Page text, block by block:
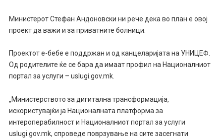
Министерот Стефан Андоновски ни рече дека во план е овој
проект да важи и за приватните болници.
Проектот е-бебе е поддржан и од канцеларијата на УНИЦЕФ.
Од родителите ќе се бара да имаат профил на Националниот
портал за услуги – uslugi.gov.mk.
„Министерството за дигитална трансформација,
искористувајќи ја Националната платформа за
интероперабилност и Националниот портал за услуги
uslugi.gov.mk, спроведе поврзување на сите засегнати